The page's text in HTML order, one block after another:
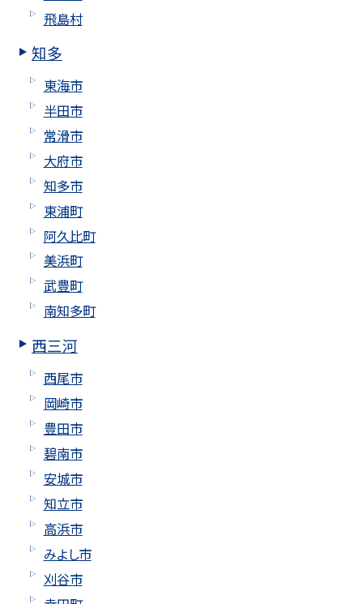
飛島村
知多
東海市
半田市
常滑市
大府市
知多市
東浦町
阿久比町
美浜町
武豊町
南知多町
西三河
西尾市
岡崎市
豊田市
碧南市
安城市
知立市
高浜市
みよし市
刈谷市